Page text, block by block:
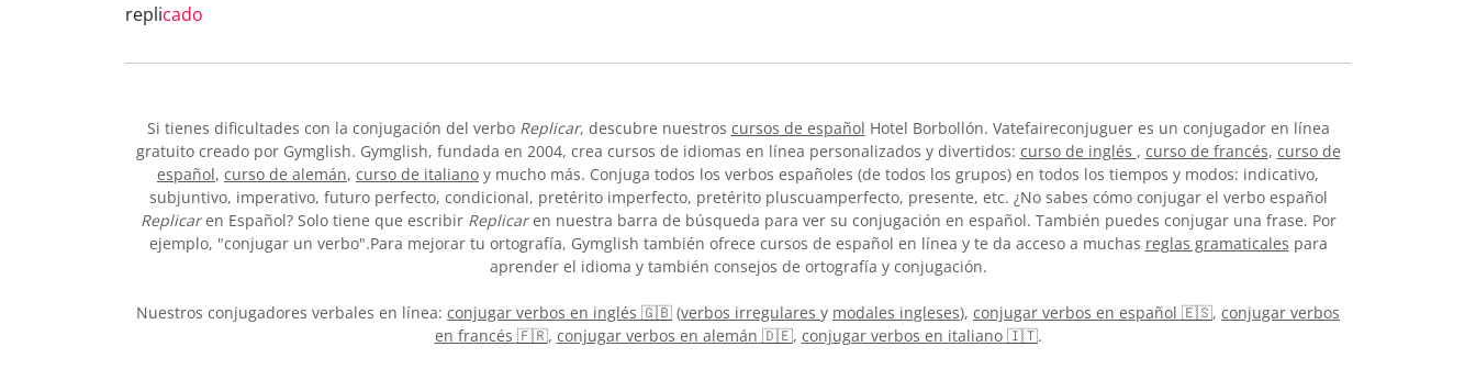
replicado
Si tienes dificultades con la conjugación del verbo Replicar, descubre nuestros cursos de español Hotel Borbollón. Vatefaireconjuguer es un conjugador en línea
gratuito creado por Gymglish. Gymglish, fundada en 2004, crea cursos de idiomas en línea personalizados y divertidos: curso de inglés , curso de francés, curso de
español, curso de alemán, curso de italiano y mucho más. Conjuga todos los verbos españoles (de todos los grupos) en todos los tiempos y modos: indicativo,
subjuntivo, imperativo, futuro perfecto, condicional, pretérito imperfecto, pretérito pluscuamperfecto, presente, etc. ¿No sabes cómo conjugar el verbo español
Replicaren Español? Solo tiene que escribir Replicaren nuestra barra de búsqueda para ver su conjugación en español. También puedes conjugar una frase. Por
ejemplo, "conjugar un verbo".Para mejorar tu ortografía, Gymglish también ofrece cursos de español en línea y te da acceso a muchas reglas gramaticales para
aprender el idioma y también consejos de ortografía y conjugación.
Nuestros conjugadores verbales en línea: conjugar verbos en inglés 🇬🇧 (verbos irregulares y modales ingleses), conjugar verbos en español 🇪🇸, conjugar verbos
en francés 🇫🇷, conjugar verbos en alemán 🇩🇪, conjugar verbos en italiano 🇮🇹.